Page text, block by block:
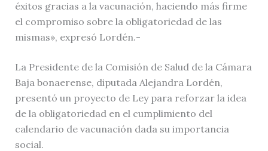
éxitos gracias a la vacunación, haciendo más firme
el compromiso sobre la obligatoriedad de las
mismas», expresó Lordén.-
La Presidente de la Comisión de Salud de la Cámara
Baja bonaerense, diputada Alejandra Lordén,
presentó un proyecto de Ley para reforzar la idea
de la obligatoriedad en el cumplimiento del
calendario de vacunación dada su importancia
social.